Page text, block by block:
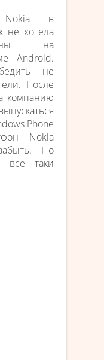
Nokia в
не хотела
на
Android.
не
После
компанию
Phone
Nokia
Но
все таки